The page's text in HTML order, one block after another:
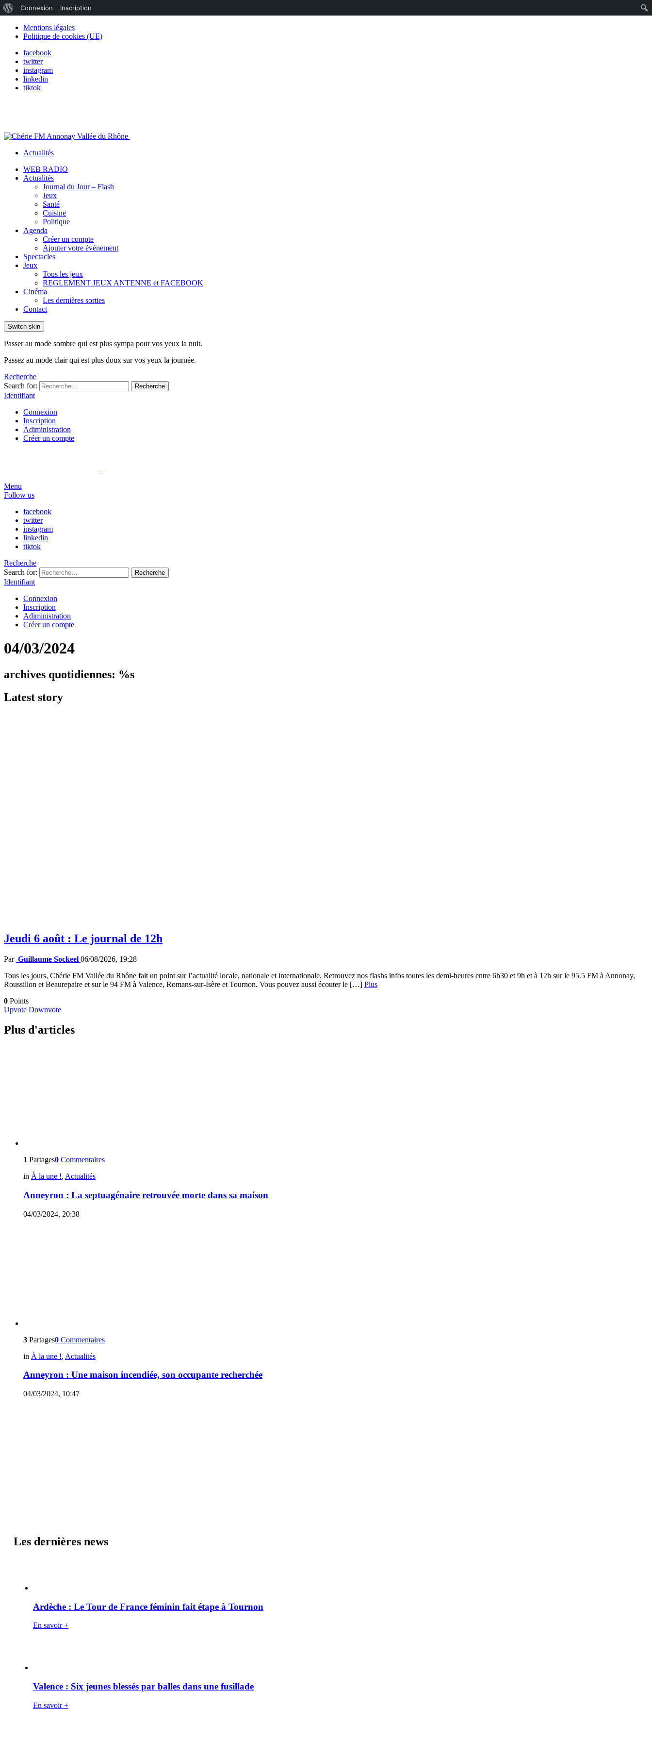
Mentions légales
Politique de cookies (UE)
facebook
twitter
instagram
linkedin
tiktok
Actualités
WEB RADIO
Actualités
Journal du Jour – Flash
Jeux
Santé
Cuisine
Politique
Agenda
Créer un compte
Ajouter votre évènement
Spectacles
Jeux
Tous les jeux
REGLEMENT JEUX ANTENNE et FACEBOOK
Cinéma
Les dernières sorties
Contact
Switch skin
Passer au mode sombre qui est plus sympa pour vos yeux la nuit.
Passez au mode clair qui est plus doux sur vos yeux la journée.
Recherche
Search for:
Recherche
Identifiant
Connexion
Inscription
Adiministration
Créer un compte
Menu
Follow us
facebook
twitter
instagram
linkedin
tiktok
Recherche
Search for:
Recherche
Identifiant
Connexion
Inscription
Adiministration
Créer un compte
04/03/2024
archives quotidiennes: %s
Latest story
Jeudi 6 août : Le journal de 12h
Par Guillaume Sockeel 06/08/2026, 19:28
Tous les jours, Chérie FM Vallée du Rhône fait un point sur l’actualité locale, nationale et internationale. Retrouvez nos flashs infos toutes les demi-heures entre 6h30 et 9h et à 12h sur le 95.5 FM à Annonay,
Roussillon et Beaurepaire et sur le 94 FM à Valence, Romans-sur-Isère et Tournon. Vous pouvez aussi écouter le […] Plus
0 Points
Upvote Downvote
Plus d'articles
1 Partages0 Commentaires
in À la une !, Actualités
Anneyron : La septuagénaire retrouvée morte dans sa maison
04/03/2024, 20:38
3 Partages0 Commentaires
in À la une !, Actualités
Anneyron : Une maison incendiée, son occupante recherchée
04/03/2024, 10:47
Les dernières news
Ardèche : Le Tour de France féminin fait étape à Tournon
En savoir +
Valence : Six jeunes blessés par balles dans une fusillade
En savoir +
de
WordPress
Connexion Inscription